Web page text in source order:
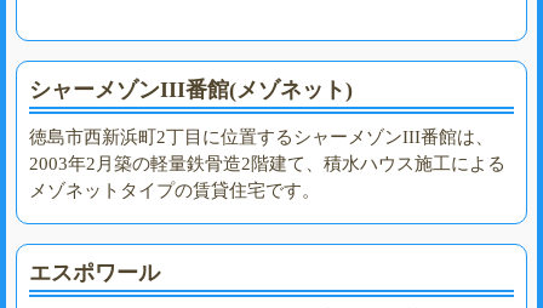
シャーメゾンIII番館(メゾネット)
徳島市西新浜町2丁目に位置するシャーメゾンIII番館は、
2003年2月築の軽量鉄骨造2階建て、積水ハウス施工による
メゾネットタイプの賃貸住宅です。
エスポワール